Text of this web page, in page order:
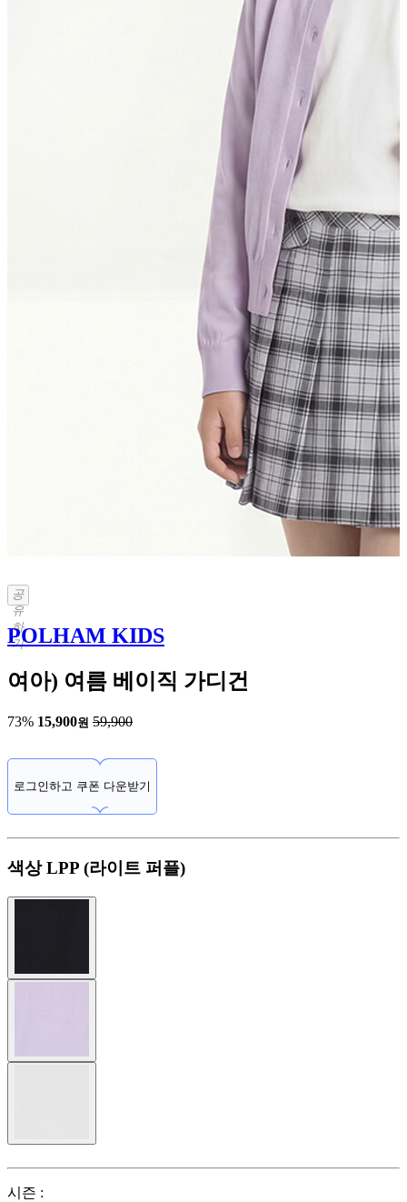
공
유
하
기
POLHAM KIDS
여아) 여름 베이직 가디건
73% 15,900원 59,900
로그인하고 쿠폰 다운받기
색상 LPP (라이트 퍼플)
시즌 :